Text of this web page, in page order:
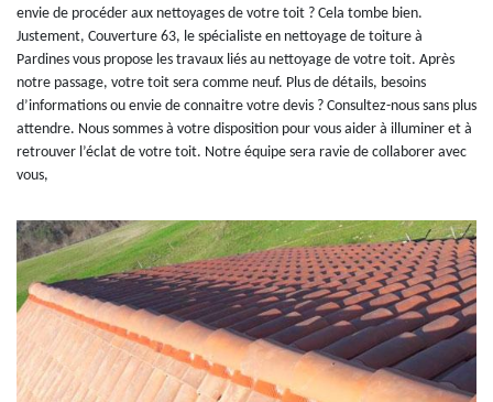
envie de procéder aux nettoyages de votre toit ? Cela tombe bien.
Justement, Couverture 63, le spécialiste en nettoyage de toiture à
Pardines vous propose les travaux liés au nettoyage de votre toit. Après
notre passage, votre toit sera comme neuf. Plus de détails, besoins
d’informations ou envie de connaitre votre devis ? Consultez-nous sans plus
attendre. Nous sommes à votre disposition pour vous aider à illuminer et à
retrouver l’éclat de votre toit. Notre équipe sera ravie de collaborer avec
vous,